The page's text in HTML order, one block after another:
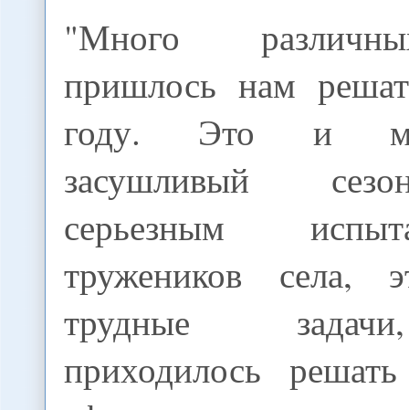
"Много
пришлось нам
году. Это и
засушливый
серьезным
тружеников села,
трудные
приходилось